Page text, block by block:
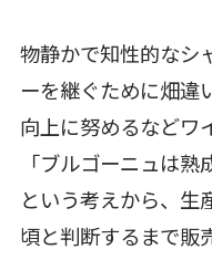
物静かで知性的なシ
ーを継ぐために畑違
向上に努めるなどワ
「ブルゴーニュは熟
という考えから、生
頃と判断するまで販